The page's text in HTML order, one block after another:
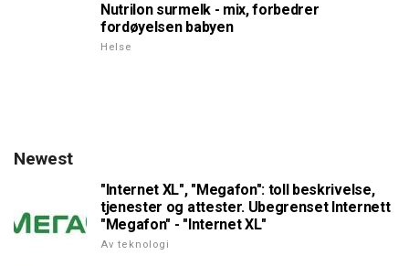
Nutrilon surmelk - mix, forbedrer
fordøyelsen babyen
Helse
Newest
"Internet XL", "Megafon": toll beskrivelse,
tjenester og attester. Ubegrenset Internett
"Megafon" - "Internet XL"
Av teknologi